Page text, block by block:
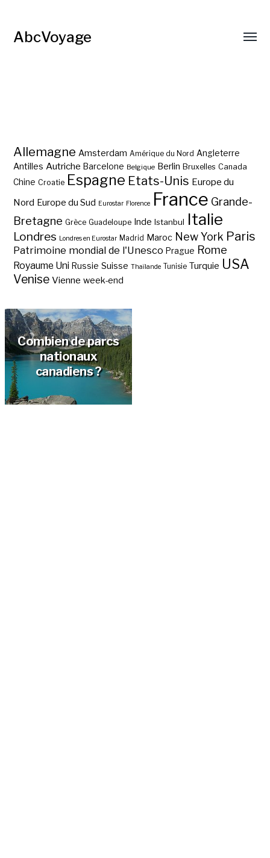
AbcVoyage
Allemagne Amsterdam Amérique du Nord Angleterre
Antilles Autriche Barcelone Belgique Berlin Bruxelles Canada
Chine Croatie Espagne Etats-Unis Europe du
Nord Europe du Sud Eurostar Florence France Grande-
Bretagne Grèce Guadeloupe Inde Istanbul Italie
Londres Londres en Eurostar Madrid Maroc New York Paris
Patrimoine mondial de l'Unesco Prague Rome
Royaume Uni Russie Suisse Thaïlande Tunisie Turquie USA
Venise Vienne week-end
Combien de parcs
nationaux
canadiens ?